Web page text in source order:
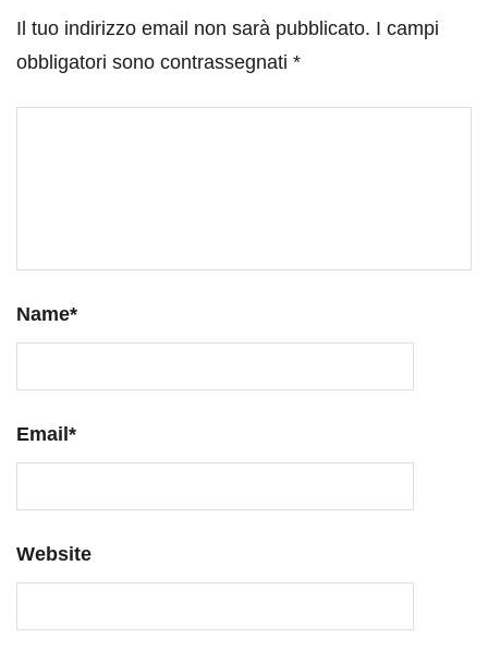
Il tuo indirizzo email non sarà pubblicato. I campi
obbligatori sono contrassegnati *
Name*
Email*
Website